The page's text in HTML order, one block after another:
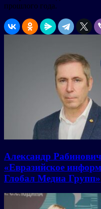
прошлого года.
Александр
«Евразийское
Глобал Медиа Групп»